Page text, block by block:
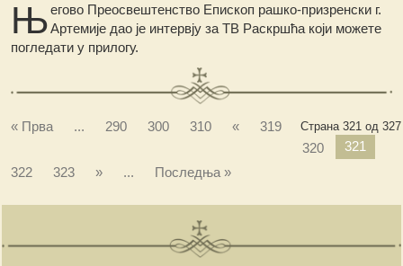
Његово Преосвештенство Епископ рашко-призренски г.
Артемије дао је интервју за ТВ Раскршћа који можете
погледати у прилогу.
Страна 321 од 327
« Прва ... 290 300 310 «
319
320
321
322
323 » ... Последња »